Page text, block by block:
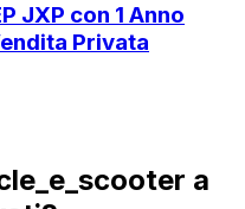
JXP con 1 Anno
Privata
a